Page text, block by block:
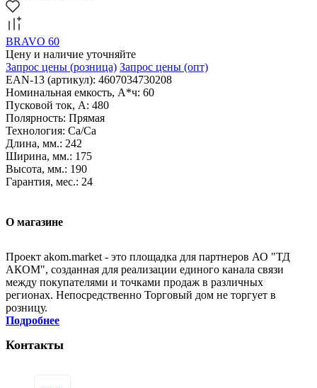
BRAVO 60
Цену и наличие уточняйте
Запрос цены (розница) Запрос цены (опт)
EAN-13 (артикул): 4607034730208
Номинальная емкость, А*ч: 60
Пусковой ток, А: 480
Полярность: Прямая
Технология: Са/Са
Длина, мм.: 242
Ширина, мм.: 175
Высота, мм.: 190
Гарантия, мес.: 24
О магазине
Проект akom.market - это площадка для партнеров АО "ТД
АКОМ", созданная для реализации единого канала связи
между покупателями и точками продаж в различных
регионах. Непосредственно Торговый дом не торгует в
розницу.
Подробнее